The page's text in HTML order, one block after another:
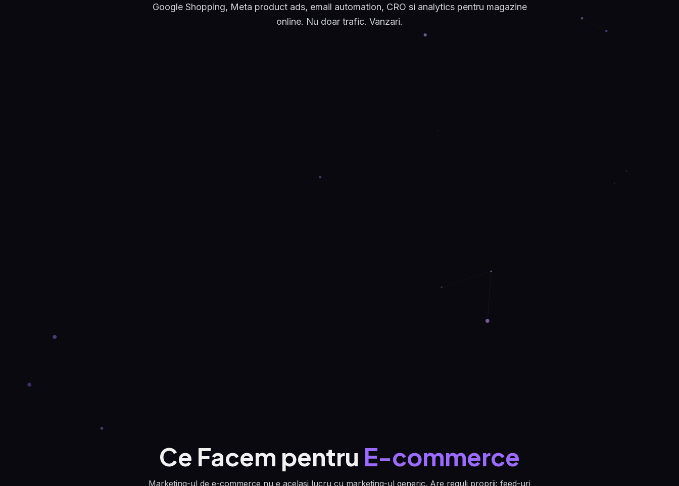
Google Shopping, Meta product ads, email automation, CRO si analytics pentru magazine
online. Nu doar trafic. Vanzari.
Ce Facem pentru E-commerce
Marketing-ul de e-commerce nu e acelasi lucru cu marketing-ul generic. Are reguli proprii: feed-uri